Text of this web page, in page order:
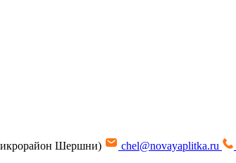
Шершни) chel@novayaplitka.ru